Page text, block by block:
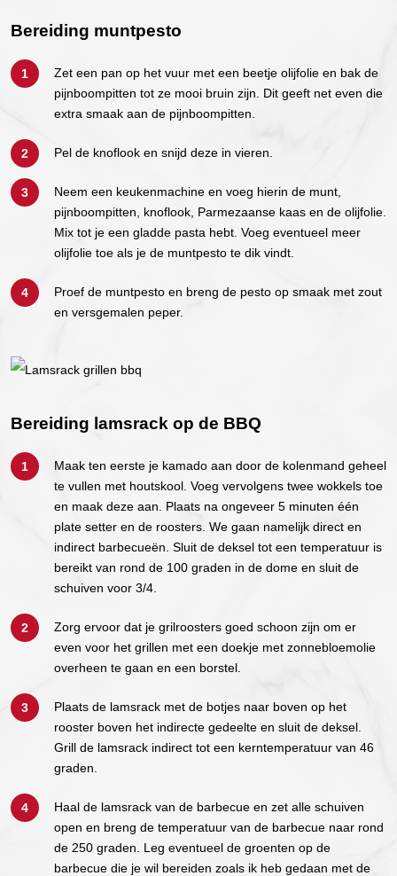
Bereiding muntpesto
Zet een pan op het vuur met een beetje olijfolie en bak de
pijnboompitten tot ze mooi bruin zijn. Dit geeft net even die
extra smaak aan de pijnboompitten.
Pel de knoflook en snijd deze in vieren.
Neem een keukenmachine en voeg hierin de munt,
pijnboompitten, knoflook, Parmezaanse kaas en de olijfolie.
Mix tot je een gladde pasta hebt. Voeg eventueel meer
olijfolie toe als je de muntpesto te dik vindt.
Proef de muntpesto en breng de pesto op smaak met zout
en versgemalen peper.
Bereiding lamsrack op de BBQ
Maak ten eerste je kamado aan door de kolenmand geheel
te vullen met houtskool. Voeg vervolgens twee wokkels toe
en maak deze aan. Plaats na ongeveer 5 minuten één
plate setter en de roosters. We gaan namelijk direct en
indirect barbecueën. Sluit de deksel tot een temperatuur is
bereikt van rond de 100 graden in de dome en sluit de
schuiven voor 3/4.
Zorg ervoor dat je grilroosters goed schoon zijn om er
even voor het grillen met een doekje met zonnebloemolie
overheen te gaan en een borstel.
Plaats de lamsrack met de botjes naar boven op het
rooster boven het indirecte gedeelte en sluit de deksel.
Grill de lamsrack indirect tot een kerntemperatuur van 46
graden.
Haal de lamsrack van de barbecue en zet alle schuiven
open en breng de temperatuur van de barbecue naar rond
de 250 graden. Leg eventueel de groenten op de
barbecue die je wil bereiden zoals ik heb gedaan met de